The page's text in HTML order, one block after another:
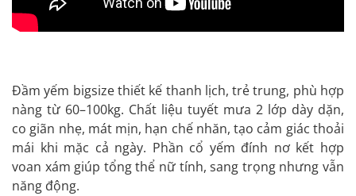
Đầm yếm bigsize thiết kế thanh lịch, trẻ trung, phù hợp
nàng từ 60–100kg. Chất liệu tuyết mưa 2 lớp dày dặn,
co giãn nhẹ, mát mịn, hạn chế nhăn, tạo cảm giác thoải
mái khi mặc cả ngày. Phần cổ yếm đính nơ kết hợp
voan xám giúp tổng thể nữ tính, sang trọng nhưng vẫn
năng động.